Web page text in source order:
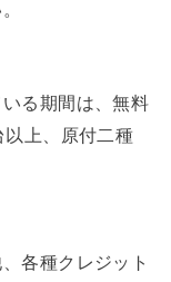
る期間は、無料
上、原付二種
各種クレジット